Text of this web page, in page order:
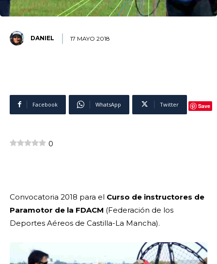
DANIEL 17 MAYO 2018
Facebook WhatsApp Twitter Save
0
Convocatoria 2018 para el Curso de instructores de
Paramotor de la FDACM (Federación de los
Deportes Aéreos de Castilla-La Mancha).